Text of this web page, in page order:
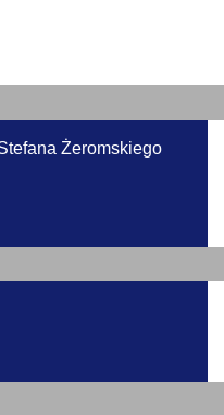
Żeromskiego